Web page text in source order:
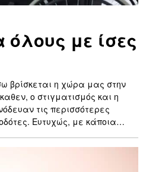
με ίσες
βρίσκεται η χώρα μας στην
ο στιγματισμός και η
τις περισσότερες
Ευτυχώς, με κάποια…